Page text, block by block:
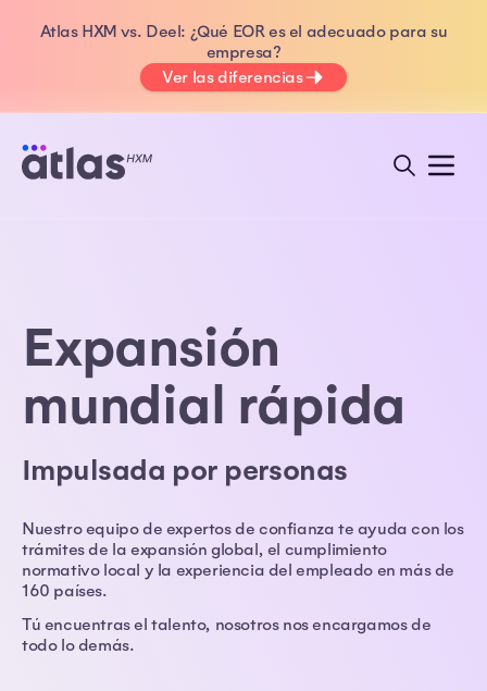
Atlas HXM vs. Deel: ¿Qué EOR es el adecuado para su
empresa?
Ver las diferencias
Expansión
mundial rápida
Impulsada por personas
Nuestro equipo de expertos de confianza te ayuda con los
trámites de la expansión global, el cumplimiento
normativo local y la experiencia del empleado en más de
160 países.
Tú encuentras el talento, nosotros nos encargamos de
todo lo demás.